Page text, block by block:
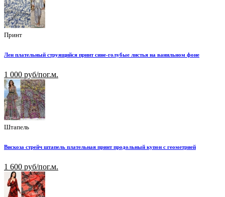
Принт
Лен плательный струящийся принт сине-голубые листья на ванильном фоне
1 000 руб/пог.м.
Штапель
Вискоза стрейч штапель плательная принт продольный купон с геометрией
1 600 руб/пог.м.